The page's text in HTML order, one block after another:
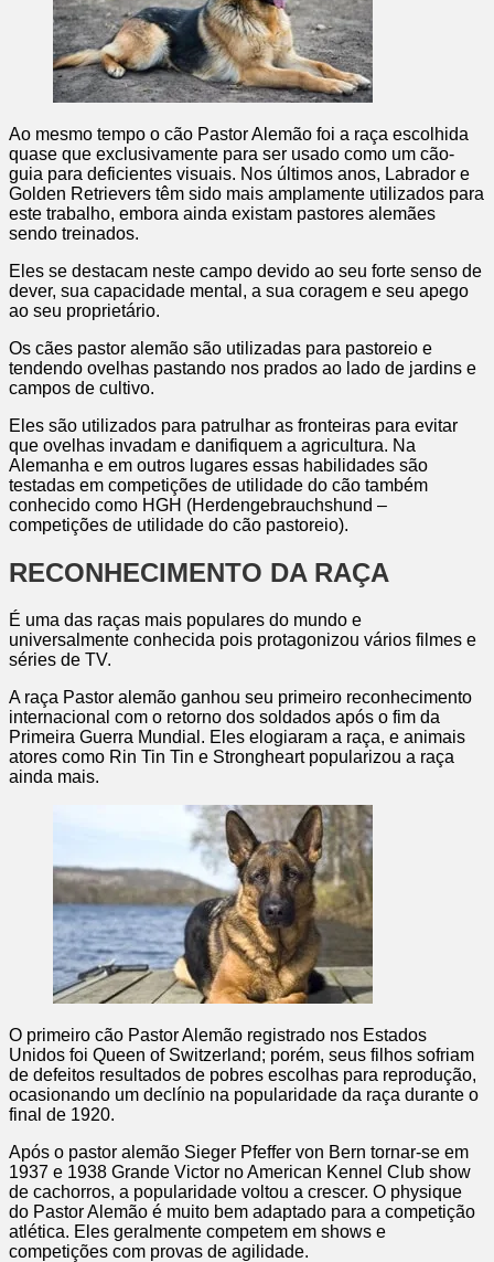
Ao mesmo tempo o cão Pastor Alemão foi a raça escolhida
quase que exclusivamente para ser usado como um cão-
guia para deficientes visuais. Nos últimos anos, Labrador e
Golden Retrievers têm sido mais amplamente utilizados para
este trabalho, embora ainda existam pastores alemães
sendo treinados.
Eles se destacam neste campo devido ao seu forte senso de
dever, sua capacidade mental, a sua coragem e seu apego
ao seu proprietário.
Os cães pastor alemão são utilizadas para pastoreio e
tendendo ovelhas pastando nos prados ao lado de jardins e
campos de cultivo.
Eles são utilizados para patrulhar as fronteiras para evitar
que ovelhas invadam e danifiquem a agricultura. Na
Alemanha e em outros lugares essas habilidades são
testadas em competições de utilidade do cão também
conhecido como HGH (Herdengebrauchshund –
competições de utilidade do cão pastoreio).
RECONHECIMENTO DA RAÇA
É uma das raças mais populares do mundo e
universalmente conhecida pois protagonizou vários filmes e
séries de TV.
A raça Pastor alemão ganhou seu primeiro reconhecimento
internacional com o retorno dos soldados após o fim da
Primeira Guerra Mundial. Eles elogiaram a raça, e animais
atores como Rin Tin Tin e Strongheart popularizou a raça
ainda mais.
O primeiro cão Pastor Alemão registrado nos Estados
Unidos foi Queen of Switzerland; porém, seus filhos sofriam
de defeitos resultados de pobres escolhas para reprodução,
ocasionando um declínio na popularidade da raça durante o
final de 1920.
Após o pastor alemão Sieger Pfeffer von Bern tornar-se em
1937 e 1938 Grande Victor no American Kennel Club show
de cachorros, a popularidade voltou a crescer. O physique
do Pastor Alemão é muito bem adaptado para a competição
atlética. Eles geralmente competem em shows e
competições com provas de agilidade.